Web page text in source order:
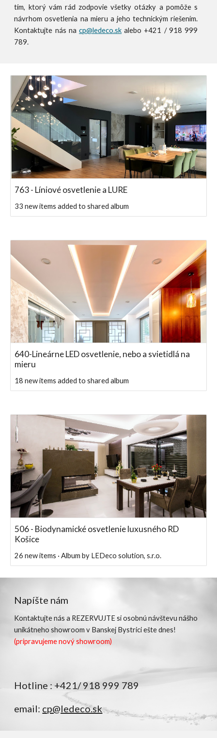
tím, ktorý vám rád zodpovie všetky otázky a pomôže s
návrhom osvetlenia na mieru a jeho technickým riešením.
Kontaktujte nás na cp@ledeco.skalebo +421 / 918 999
789.
763 - Líniové osvetlenie a LURE
33 new items added to shared album
640-Lineárne LED osvetlenie, nebo a svietidlá na
mieru
18 new items added to shared album
506 - Biodynamické osvetlenie luxusného RD
Košice
26 new items · Album by LEDeco solution, s.r.o.
Napíšte nám
Kontaktujte nás a REZERVUJTEsi osobnú návštevu nášho
unikátneho showroom v Banskej Bystrici ešte dnes!
(pripravujeme nový showroom)
Hotline : +421/ 918 999 789
email: cp@ledeco.sk